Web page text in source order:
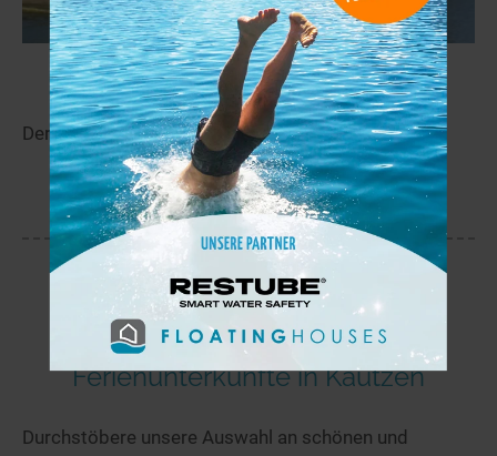
Silber See 151,0 km
Der Silber See liegt in der Nähe von Malšova Lhota.
mehr
Ferienunterkünfte in Kautzen
Durchstöbere unsere Auswahl an schönen und